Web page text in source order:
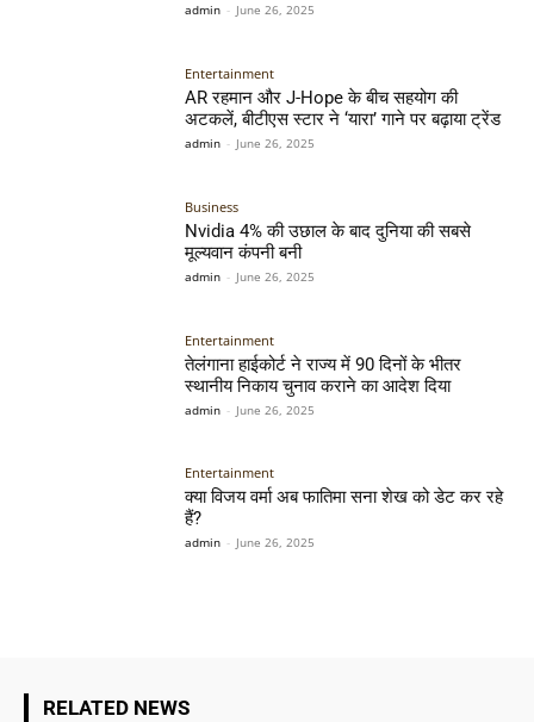
admin - June 26, 2025
Entertainment
AR रहमान और J-Hope के बीच सहयोग की
अटकलें, बीटीएस स्टार ने ‘यारा’ गाने पर बढ़ाया ट्रेंड
admin - June 26, 2025
Business
Nvidia 4% की उछाल के बाद दुनिया की सबसे
मूल्यवान कंपनी बनी
admin - June 26, 2025
Entertainment
तेलंगाना हाईकोर्ट ने राज्य में 90 दिनों के भीतर
स्थानीय निकाय चुनाव कराने का आदेश दिया
admin - June 26, 2025
Entertainment
क्या विजय वर्मा अब फातिमा सना शेख को डेट कर रहे
हैं?
admin - June 26, 2025
RELATED NEWS